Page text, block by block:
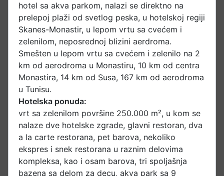
hotel sa akva parkom, nalazi se direktno na
prelepoj plaži od svetlog peska, u hotelskoj regiji
Skanes-Monastir, u lepom vrtu sa cvećem i
zelenilom, neposrednoj blizini aerdroma.
Smešten u lepom vrtu sa cvećem i zelenilo na 2
km od aerodroma u Monastiru, 10 km od centra
Monastira, 14 km od Susa, 167 km od aerodroma
u Tunisu.
Hotelska ponuda:
vrt sa zelenilom površine 250.000 m², u kom se
nalaze dve hotelske zgrade, glavni restoran, dva
a la carte restorana, pet barova, nekoliko
ekspres i snek restorana u raznim delovima
kompleksa, kao i osam barova, tri spoljašnja
bazena sa delom za decu, akva park sa 9